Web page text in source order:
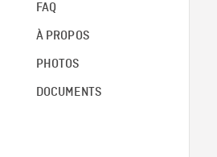
FAQ
À PROPOS
PHOTOS
DOCUMENTS